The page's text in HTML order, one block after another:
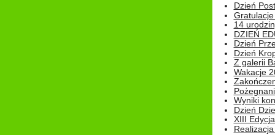
Dzień
14
DZIEŃ
Dzień
Dzień
Z galerii
Wakacje
Wyniki
Dzień
XIII